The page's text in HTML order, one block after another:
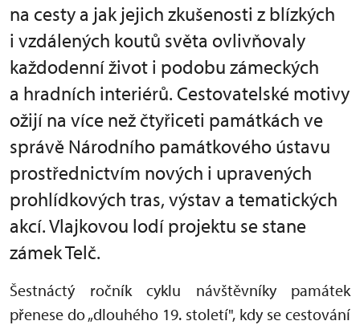
na cesty a jak jejich zkušenosti z blízkých
i vzdálených koutů světa ovlivňovaly
každodenní život i podobu zámeckých
a hradních interiérů. Cestovatelské motivy
ožijí na více než čtyřiceti památkách ve
správě Národního památkového ústavu
prostřednictvím nových i upravených
prohlídkových tras, výstav a tematických
akcí. Vlajkovou lodí projektu se stane
zámek Telč.
Šestnáctý ročník cyklu návštěvníky památek
přenese do „dlouhého 19. století", kdy se cestování